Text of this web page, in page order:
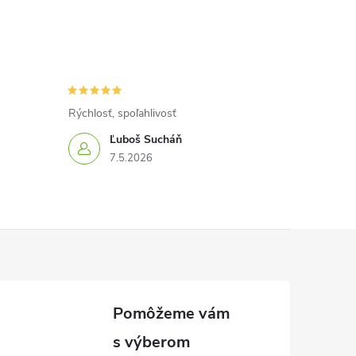
Ľuboš Sucháň
7.5.2026
Rýchlosť, spoľahlivosť